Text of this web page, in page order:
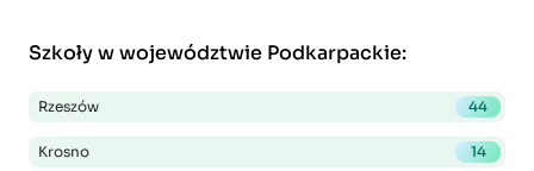
Szkoły w województwie Podkarpackie:
Rzeszów 44
Krosno 14